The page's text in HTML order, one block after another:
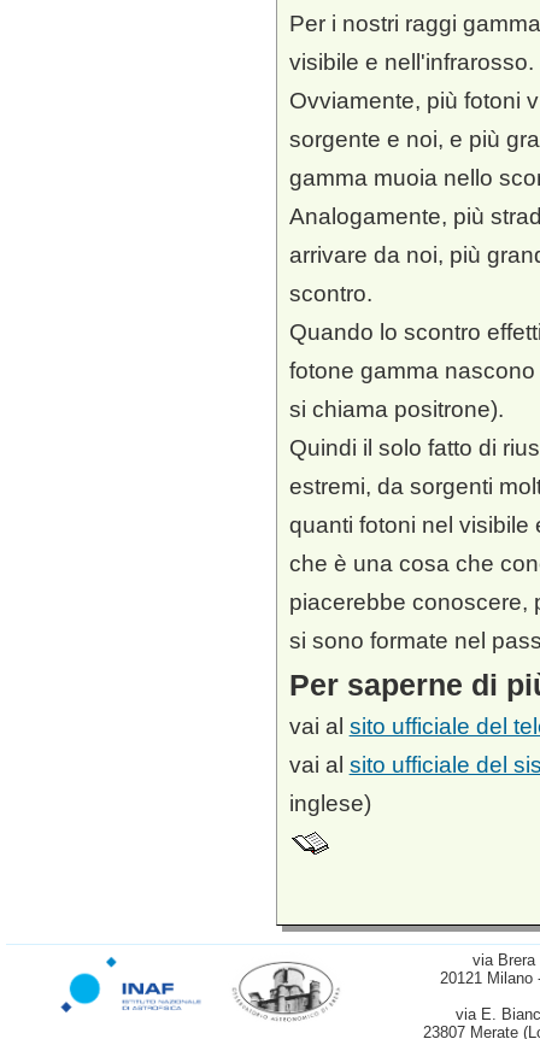
Per i nostri raggi
visibile e nell'infrarosso.
Ovviamente, più fotoni
sorgente e noi, e più
gamma muoia nello
Analogamente, più
arrivare da noi, più
scontro.
Quando lo scontro
fotone gamma
si chiama positrone).
Quindi il solo fatto di
estremi, da sorgenti
quanti fotoni nel visibile
che è una cosa che
piacerebbe conoscere,
si sono formate nel
Per saperne di
vai al sito ufficiale del
vai al sito ufficiale del
inglese)
via Brera
20121 Milano
via E.
23807 Merate